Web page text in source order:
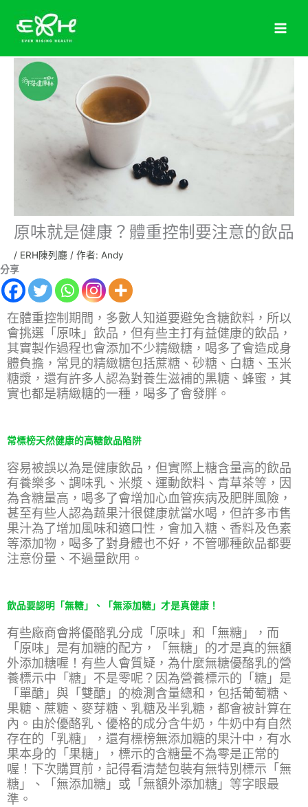
原味就是健康？體重控制要注意的飲品
/ ERH陳列廳 / 作者: Andy
分享
在體重控制期間，多數人知道要避免含糖飲料，所以
會挑選「原味」飲品，但有些主打有益健康的飲品，
其實製作過程也會添加不少精緻糖，喝多了會造成身
體負擔，常見的精緻糖包括蔗糖、砂糖、白糖、玉米
糖漿，還有許多人認為對養生滋補的黑糖、蜂蜜，其
實也都是精緻糖的一種，喝多了會發胖。
常標榜天然健康的高糖飲品陷阱
容易被誤以為是健康飲品，但實際上糖含量高的飲品
有養樂多、調味乳、米漿、運動飲料、青草茶等，因
為含糖量高，喝多了會增加心血管疾病及肥胖風險，
甚至有些人認為蔬果汁很健康就當水喝，但許多市售
果汁為了增加風味和適口性，會加入糖、香料及色素
等添加物，喝多了對身體也不好，不管哪種飲品都要
注意份量、不過量飲用。
飲品要認明「無糖」、「無添加糖」才是真健康！
有些廠商會將優酪乳分成「原味」和「無糖」，而
「原味」是有加糖的配方，「無糖」的才是真的無額
外添加糖喔！有些人會質疑，為什麼無糖優酪乳的營
養標示中「糖」不是零呢？因為營養標示的「糖」是
「單醣」與「雙醣」的檢測含量總和，包括葡萄糖、
果糖、蔗糖、麥芽糖、乳糖及半乳糖，都會被計算在
內。由於優酪乳、優格的成分含牛奶，牛奶中有自然
存在的「乳糖」，還有標榜無添加糖的果汁中，有水
果本身的「果糖」，標示的含糖量不為零是正常的
喔！下次購買前，記得看清楚包裝有無特別標示「無
糖」、「無添加糖」或「無額外添加糖」等字眼最
準。